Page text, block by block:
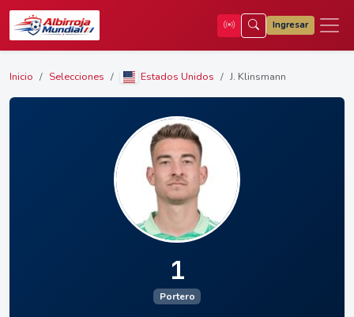
Ingresar
Inicio Selecciones Estados Unidos J. Klinsmann
1
Portero